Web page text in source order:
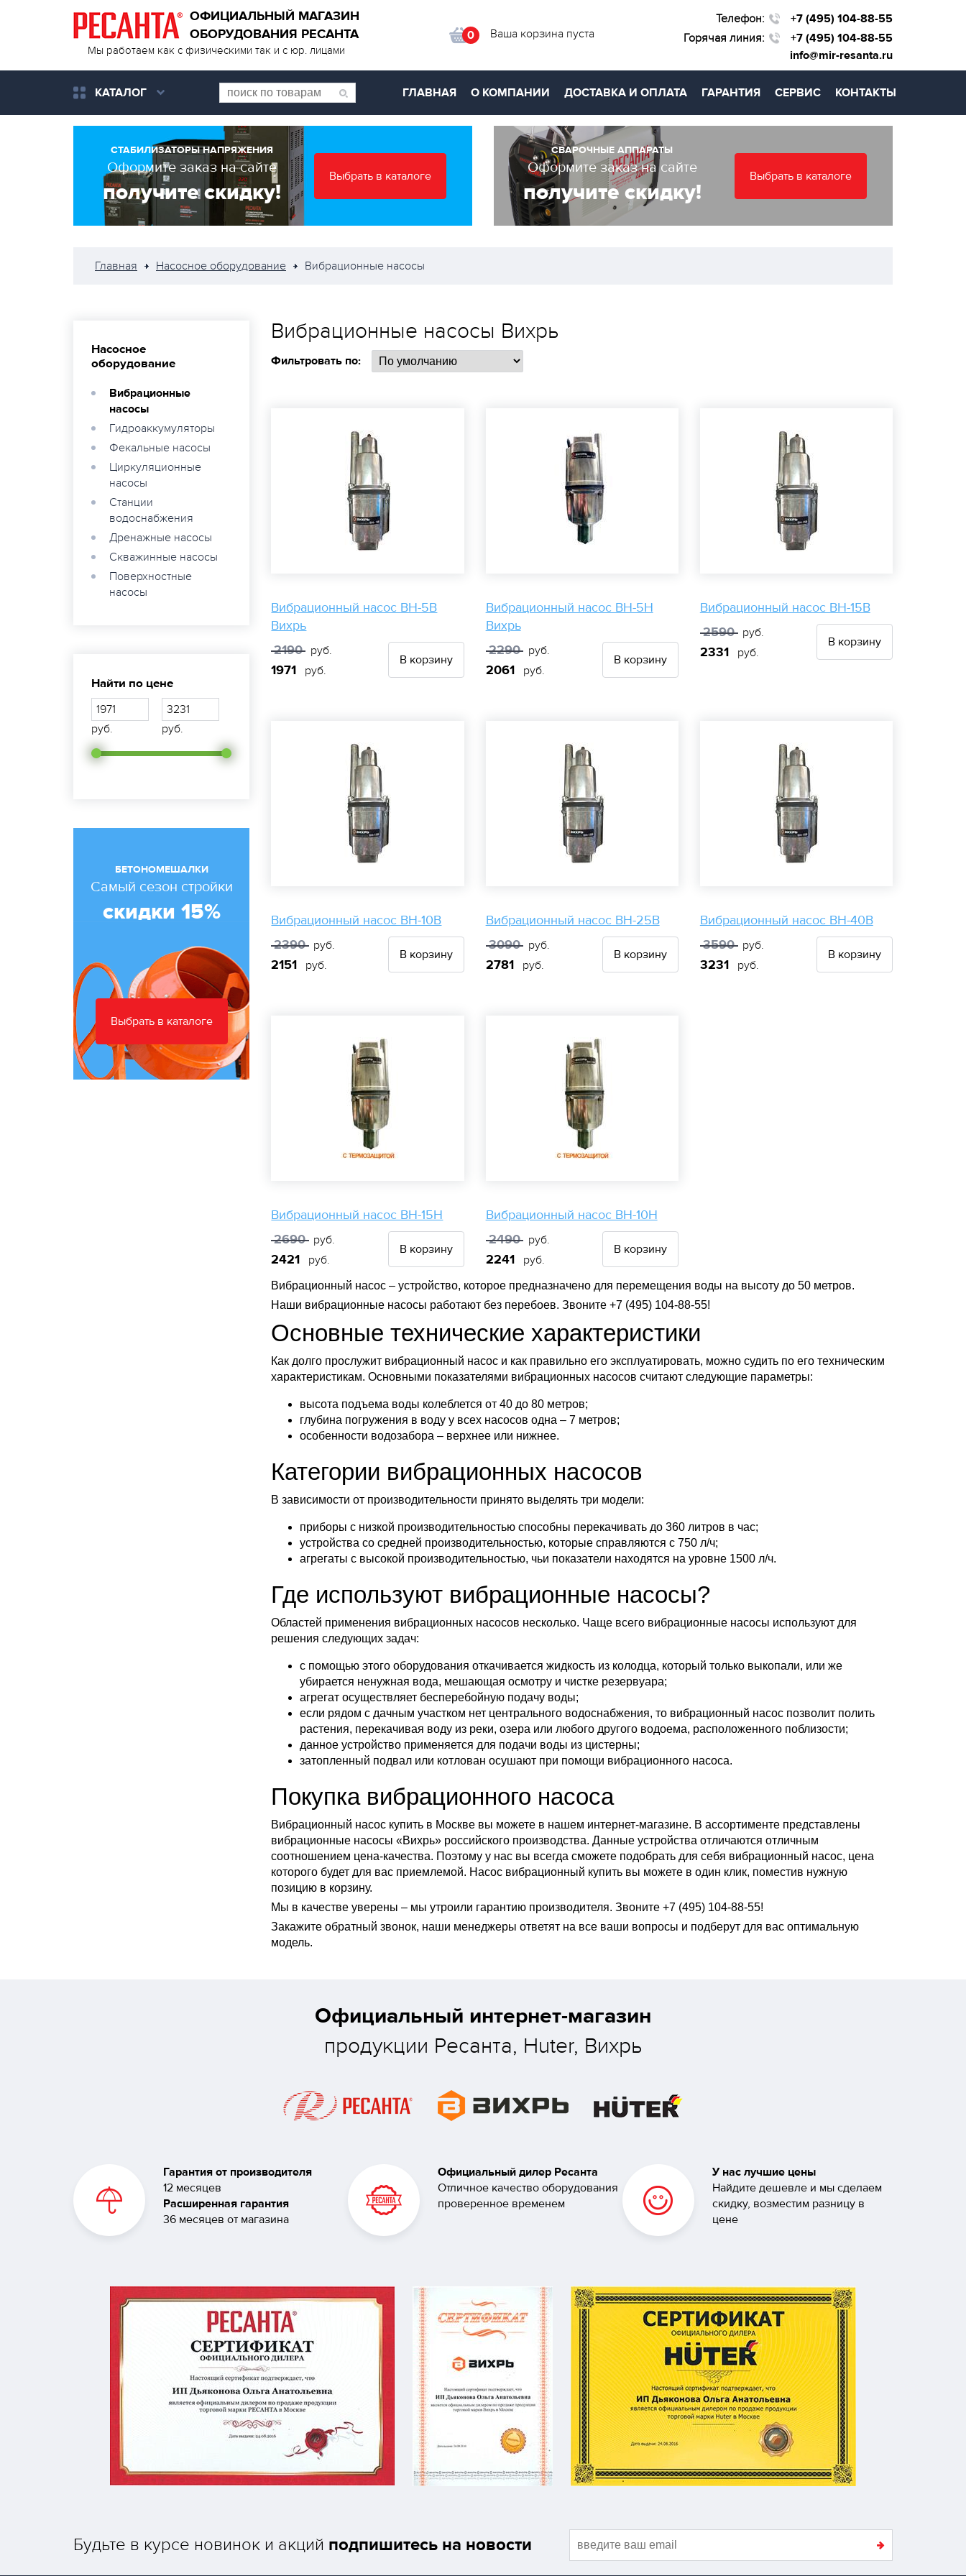
ОФИЦИАЛЬНЫЙ МАГАЗИН
ОБОРУДОВАНИЯ РЕСАНТА
Мы работаем как с физическими так и с юр. лицами
0 Ваша корзина пуста
Телефон:
+7 (495) 104-88-55
Горячая линия:
+7 (495) 104-88-55
info@mir-resanta.ru
КАТАЛОГ ГЛАВНАЯ О КОМПАНИИ ДОСТАВКА И ОПЛАТА ГАРАНТИЯ СЕРВИС КОНТАКТЫ
СТАБИЛИЗАТОРЫ НАПРЯЖЕНИЯ
Оформите заказ на сайте
получите скидку!
Выбрать в каталоге
СВАРОЧНЫЕ АППАРАТЫ
Оформите заказ на сайте
получите скидку!
Выбрать в каталоге
Главная Насосное оборудование Вибрационные насосы
Насосное
оборудование
Вибрационные
насосы
Гидроаккумуляторы
Фекальные насосы
Циркуляционные
насосы
Станции
водоснабжения
Дренажные насосы
Скважинные насосы
Поверхностные
насосы
Найти по цене
руб. руб.
БЕТОНОМЕШАЛКИ
Самый сезон стройки
скидки 15%
Выбрать в каталоге
Вибрационные насосы Вихрь
Фильтровать по:
Вибрационный насос ВН-5В
Вихрь
2190 руб.
1971 руб.
В корзину
Вибрационный насос ВН-5Н
Вихрь
2290
руб.
2061 руб.
В корзину
Вибрационный насос ВН-15В
2590
руб.
2331 руб.
В корзину
Вибрационный насос ВН-10В
2390 руб.
2151 руб.
В корзину
Вибрационный насос ВН-25В
3090
руб.
2781 руб.
В корзину
Вибрационный насос ВН-40В
3590
руб.
3231 руб.
В корзину
Вибрационный насос ВН-15Н
2690 руб.
2421 руб.
В корзину
Вибрационный насос ВН-10Н
2490
руб.
2241 руб.
В корзину
Вибрационный насос – устройство, которое предназначено для перемещения воды на высоту до 50 метров.
Наши вибрационные насосы работают без перебоев. Звоните +7 (495) 104-88-55!
Основные технические характеристики
Как долго прослужит вибрационный насос и как правильно его эксплуатировать, можно судить по его техническим
характеристикам. Основными показателями вибрационных насосов считают следующие параметры:
высота подъема воды колеблется от 40 до 80 метров;
глубина погружения в воду у всех насосов одна – 7 метров;
особенности водозабора – верхнее или нижнее.
Категории вибрационных насосов
В зависимости от производительности принято выделять три модели:
приборы с низкой производительностью способны перекачивать до 360 литров в час;
устройства со средней производительностью, которые справляются с 750 л/ч;
агрегаты с высокой производительностью, чьи показатели находятся на уровне 1500 л/ч.
Где используют вибрационные насосы?
Областей применения вибрационных насосов несколько. Чаще всего вибрационные насосы используют для
решения следующих задач:
с помощью этого оборудования откачивается жидкость из колодца, который только выкопали, или же
убирается ненужная вода, мешающая осмотру и чистке резервуара;
агрегат осуществляет бесперебойную подачу воды;
если рядом с дачным участком нет центрального водоснабжения, то вибрационный насос позволит полить
растения, перекачивая воду из реки, озера или любого другого водоема, расположенного поблизости;
данное устройство применяется для подачи воды из цистерны;
затопленный подвал или котлован осушают при помощи вибрационного насоса.
Покупка вибрационного насоса
Вибрационный насос купить в Москве вы можете в нашем интернет-магазине. В ассортименте представлены
вибрационные насосы «Вихрь» российского производства. Данные устройства отличаются отличным
соотношением цена-качества. Поэтому у нас вы всегда сможете подобрать для себя вибрационный насос, цена
которого будет для вас приемлемой. Насос вибрационный купить вы можете в один клик, поместив нужную
позицию в корзину.
Мы в качестве уверены – мы утроили гарантию производителя. Звоните +7 (495) 104-88-55!
Закажите обратный звонок, наши менеджеры ответят на все ваши вопросы и подберут для вас оптимальную
модель.
Официальный интернет-магазин
продукции Ресанта, Huter, Вихрь
Гарантия от производителя
12 месяцев
Расширенная гарантия
36 месяцев от магазина
Официальный дилер Ресанта
Отличное качество оборудования
проверенное временем
У нас лучшие цены
Найдите дешевле и мы сделаем
скидку, возместим разницу в
цене
Будьте в курсе новинок и акций подпишитесь на новости